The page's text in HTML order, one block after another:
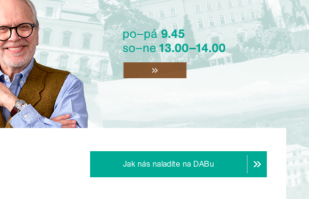
Jak nás naladíte na DABu